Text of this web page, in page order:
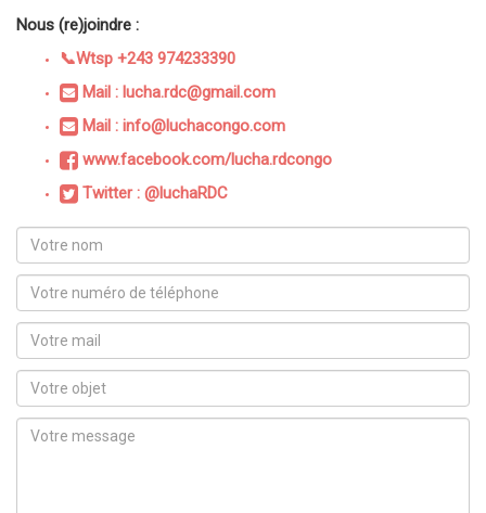
Nous (re)joindre :
📞Wtsp +243 974233390
Mail : lucha.rdc@gmail.com
Mail : info@luchacongo.com
www.facebook.com/lucha.rdcongo
Twitter : @luchaRDC